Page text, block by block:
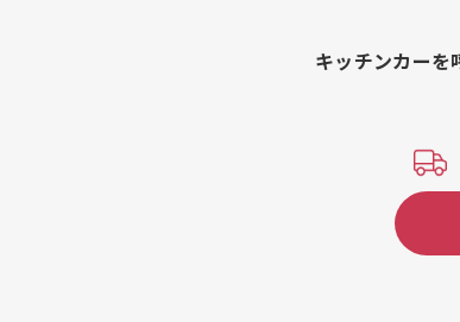
ナナジュース、レモネード、き
の一本漬け、ラテ・コーヒーメニ
ー 400円、ソフトドリンク
キッチンカーを